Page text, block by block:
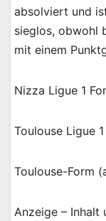
absolviert und
sieglos, obwohl
mit einem
Nizza Ligue 1
Toulouse Ligue
Toulouse-Form
Anzeige – Inhalt